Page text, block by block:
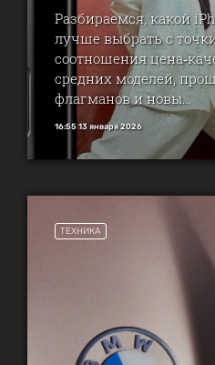
Разбираемся, какой
лучше выбрать с
соотношения
средних моделей,
флагманов и новы...
16:55 13 января 2026
ТЕХНИКА